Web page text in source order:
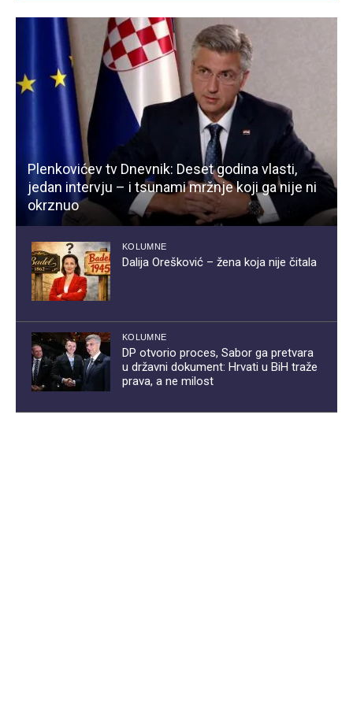
Plenkovićev tv Dnevnik: Deset godina vlasti,
jedan intervju – i tsunami mržnje koji ga nije ni
okrznuo
KOLUMNE
Dalija Orešković – žena koja nije čitala
KOLUMNE
DP otvorio proces, Sabor ga pretvara
u državni dokument: Hrvati u BiH traže
prava, a ne milost